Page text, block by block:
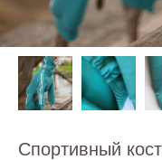
Спортивный